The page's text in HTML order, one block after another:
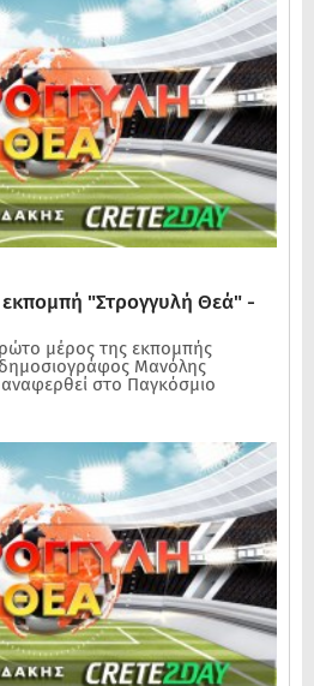
"Στρογγυλή Θεά" -
μέρος της εκπομπής
δημοσιογράφος Μανόλης
στο Παγκόσμιο